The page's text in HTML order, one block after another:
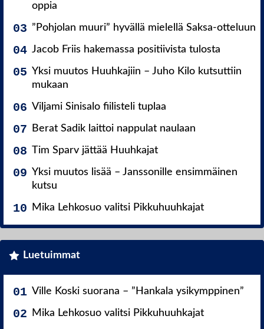
oppia
”Pohjolan muuri” hyvällä mielellä Saksa-otteluun
Jacob Friis hakemassa positiivista tulosta
Yksi muutos Huuhkajiin – Juho Kilo kutsuttiin
mukaan
Viljami Sinisalo fiilisteli tuplaa
Berat Sadik laittoi nappulat naulaan
Tim Sparv jättää Huuhkajat
Yksi muutos lisää – Janssonille ensimmäinen
kutsu
Mika Lehkosuo valitsi Pikkuhuuhkajat
Luetuimmat
Ville Koski suorana – ”Hankala ysikymppinen”
Mika Lehkosuo valitsi Pikkuhuuhkajat